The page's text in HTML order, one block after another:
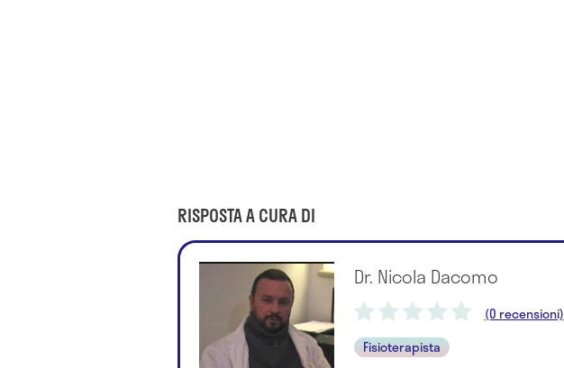
RISPOSTA A CURA DI
Dr. Nicola Dacomo
(0 recensioni)
Fisioterapista